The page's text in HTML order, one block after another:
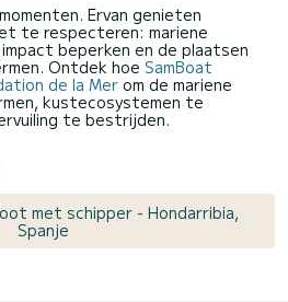
Ervan genieten
te respecteren: mariene
beperken en de plaatsen
Ontdek hoe SamBoat
de la Mer om de mariene
kustecosystemen te
te bestrijden.
met schipper - Hondarribia,
Spanje